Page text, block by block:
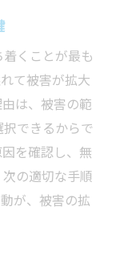
知ろう
見極め方
手順
化させる理
急対応法
を選ぶ
の心得
くことが最も
て被害が拡大
は、被害の範
できるからで
を確認し、無
の適切な手順
が、被害の拡